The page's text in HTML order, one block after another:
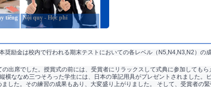
tiếng
Nội quy - Học phí
励金は校内で行われる期末テストにおいての各レベル（N5,N4,N3,N2）の
席でした。授賞式の前には、受賞者にリラックスして式典に参加してもら
ななめ三つそろった学生には、日本の筆記用具がプレゼントされました。
した。その練習の成果もあり、大変盛り上がりました。 そして、受賞者の緊